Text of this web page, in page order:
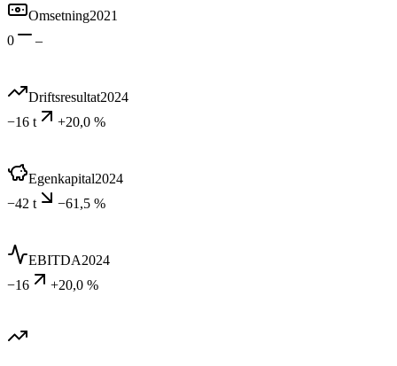
Omsetning2021
0
–
Driftsresultat2024
−16 t
+20,0 %
Egenkapital2024
−42 t
−61,5 %
EBITDA2024
−16
+20,0 %